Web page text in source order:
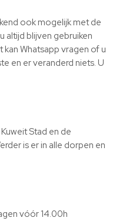
ook mogelijk met de
altijd blijven gebruiken
Whatsapp vragen of u
en er veranderd niets. U
Stad en de
is er in alle dorpen en
vóór 14.00h